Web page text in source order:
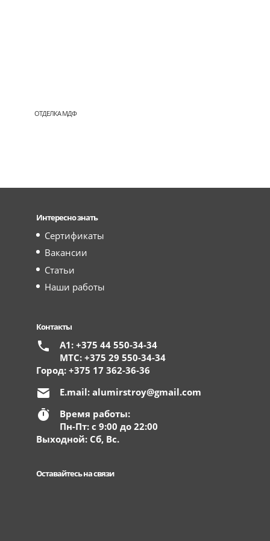
ОТДЕЛКА МДФ
Интересно знать
Сертификаты
Вакансии
Статьи
Наши работы
Контакты
А1: +375 44 550-34-34
МТС: +375 29 550-34-34
Город: +375 17 362-36-36
E.mail: alumirstroy@gmail.com
Время работы:
Пн-Пт: с 9:00 до 22:00
Выходной: Сб, Вс.
Оставайтесь на связи